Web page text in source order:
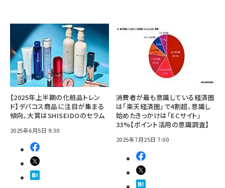
【2025年上半期の化粧品トレン
ド】デパコス商品に注目が集まる
傾向。大賞はSHISEIDOのセラム
2025年6月5日 9:30
消費者が最も意識している経済圏
は「楽天経済圏」で4割超、意識し
始めたきっかけは「ECサイト」
33%【ポイント活用の意識調査】
2025年7月25日 7:00